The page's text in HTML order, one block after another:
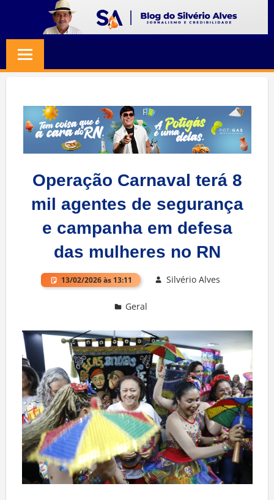
content
SILVERIO
ALVES
Jornalismo
Credibilidade
Operação Carnaval terá 8
mil agentes de segurança
e campanha em defesa
das mulheres no RN
13/02/2026 às 13:11 Silvério Alves
Geral